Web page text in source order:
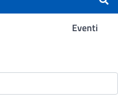
Eventi
-